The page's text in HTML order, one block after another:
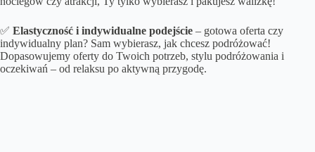
✅ Elastyczność i indywidualne podejście – gotowa oferta czy
indywidualny plan? Sam wybierasz, jak chcesz podróżować!
Dopasowujemy oferty do Twoich potrzeb, stylu podróżowania i
oczekiwań – od relaksu po aktywną przygodę.